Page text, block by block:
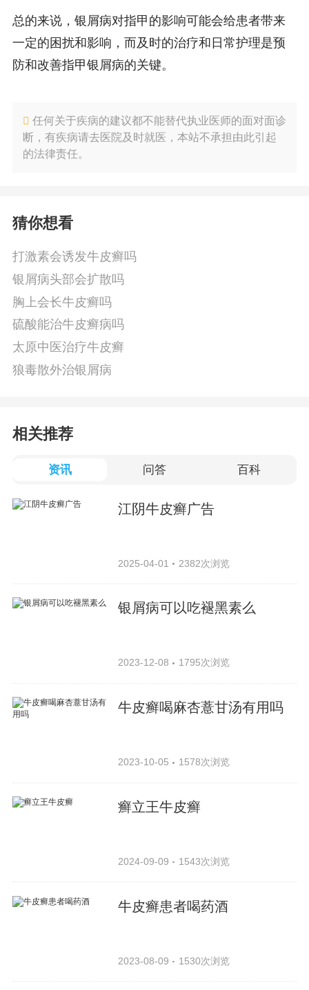
总的来说，银屑病对指甲的影响可能会给患者带来
一定的困扰和影响，而及时的治疗和日常护理是预
防和改善指甲银屑病的关键。
任何关于疾病的建议都不能替代执业医师的面对面诊
断，有疾病请去医院及时就医，本站不承担由此引起
的法律责任。
猜你想看
打激素会诱发牛皮癣吗
银屑病头部会扩散吗
胸上会长牛皮癣吗
硫酸能治牛皮癣病吗
太原中医治疗牛皮癣
狼毒散外治银屑病
相关推荐
资讯 问答 百科
江阴牛皮癣广告
2025-04-01 2382次浏览
银屑病可以吃褪黑素么
2023-12-08 1795次浏览
牛皮癣喝麻杏薏甘汤有用吗
2023-10-05 1578次浏览
癣立王牛皮癣
2024-09-09 1543次浏览
牛皮癣患者喝药酒
2023-08-09 1530次浏览